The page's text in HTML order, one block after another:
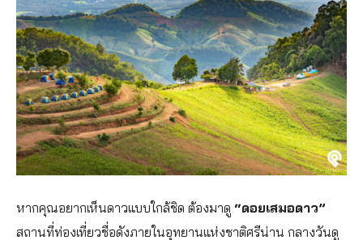
หากคุณอยากเห็นดาวแบบใกล้ชิด ต้องมาดู “ดอยเสมอดาว”
สถานที่ท่องเที่ยวชื่อดังภายในอุทยานแห่งชาติศรีน่าน กลางวันดู